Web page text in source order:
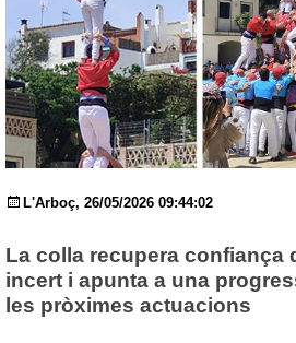
L'Arboç, 26/05/2026 09:44:02
La colla recupera confiança
incert i apunta a una
les pròximes actuacions